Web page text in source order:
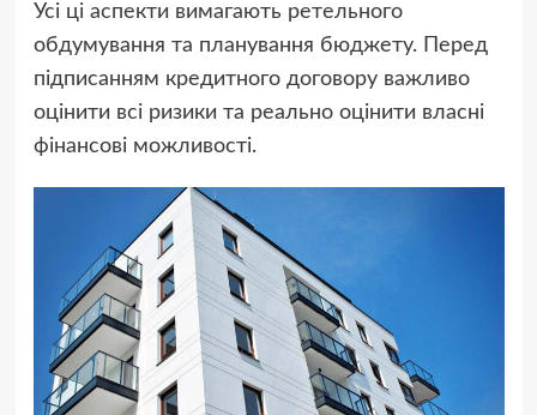
Усі ці аспекти вимагають ретельного
обдумування та планування бюджету. Перед
підписанням кредитного договору важливо
оцінити всі ризики та реально оцінити власні
фінансові можливості.